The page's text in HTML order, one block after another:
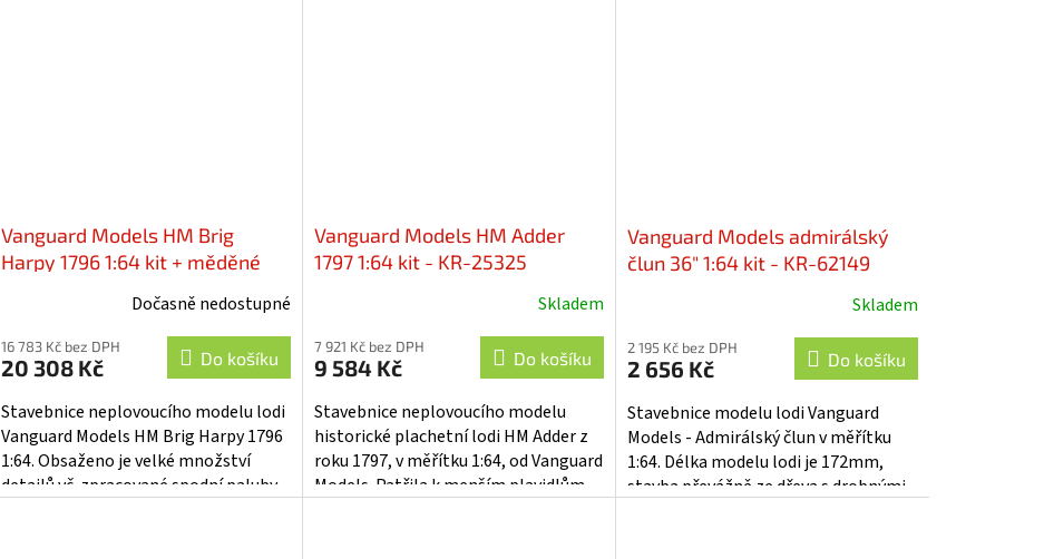
Vanguard Models HM Brig
Harpy 1796 1:64 kit + měděné
Dočasně nedostupné
16 783 Kč bez DPH
20 308 Kč Do košíku
Stavebnice neplovoucího modelu lodi
Vanguard Models HM Brig Harpy 1796
1:64. Obsaženo je velké množství
detailů vč. zpracované spodní paluby.
Vanguard Models HM Adder
1797 1:64 kit - KR-25325
Skladem
7 921 Kč bez DPH
9 584 Kč Do košíku
Stavebnice neplovoucího modelu
historické plachetní lodi HM Adder z
roku 1797, v měřítku 1:64, od Vanguard
Models. Patřila k menším plavidlům
Vanguard Models admirálský
člun 36" 1:64 kit - KR-62149
Skladem
2 195 Kč bez DPH
2 656 Kč Do košíku
Stavebnice modelu lodi Vanguard
Models - Admirálský člun v měřítku
1:64. Délka modelu lodi je 172mm,
stavba převážně ze dřeva s drobnými